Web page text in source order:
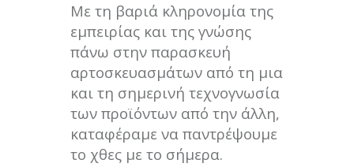
Με τη βαριά κληρονομία της
εμπειρίας και της γνώσης
πάνω στην παρασκευή
αρτοσκευασμάτων από τη μια
και τη σημερινή τεχνογνωσία
των προϊόντων από την άλλη,
καταφέραμε να παντρέψουμε
το χθες με το σήμερα.